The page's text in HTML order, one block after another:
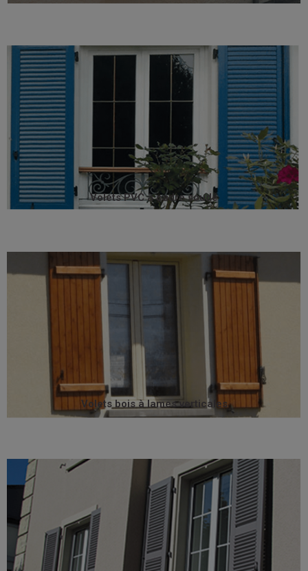
Volets PVC à cadre soudé
Volets PVC à cadre soudé
Lames ajourées ou non, les volets PVC à cadre
présentent une parfaite solidité avec leur cadre soudé.
Teintés dans la masse ou plaxé, ils offrent un vrai choix
de coloris résistants à la lumière et au temps, et habillent
avec élégance votre façade.
Volets bois à lames verticales
Volets bois à lames verticales
Tous les volets battants bois à lames verticales sont des
volets sur mesure. Motorisables, disponibles dans de
signent toute l’authenticité de la maison.
Les volets à cadre bénéficie d’une fabrication
traditionnelle. Particulièrement solides et résistants, il
peuvent accueillir de nombreuses configurations et
décors, et sont disponibles dans de multiples essences.